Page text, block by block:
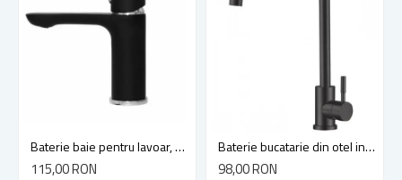
Baterie baie pentru lavoar, HI-NON H181-FD-439, montaj stativ, monocomanda, finisaj negru
115,00 RON
Baterie bucatarie din otel inoxidabil, monocomanda, racorduri incluse, Mixxus, negru
98,00 RON